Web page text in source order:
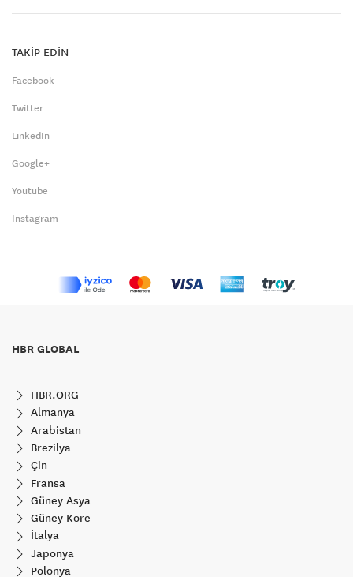
TAKİP EDİN
Facebook
Twitter
LinkedIn
Google+
Youtube
Instagram
HBR GLOBAL
HBR.ORG
Almanya
Arabistan
Brezilya
Çin
Fransa
Güney Asya
Güney Kore
İtalya
Japonya
Polonya